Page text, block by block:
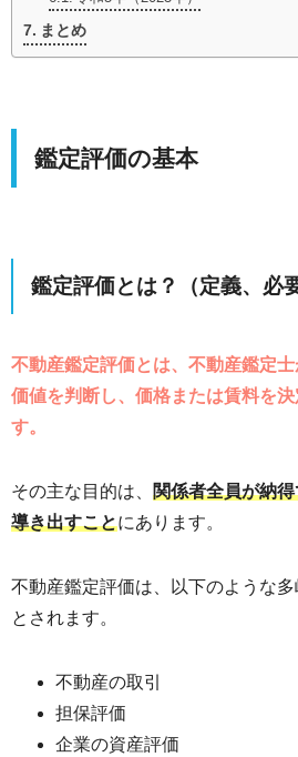
まとめ
鑑定評価の基本
鑑定評価とは？（定義、必
不動産鑑定評価とは、不動産鑑定
価値を判断し、価格または賃料を
す。
その主な目的は、 関係者全員が納
導き出すことにあります。
不動産鑑定評価は、以下のような
とされます。
不動産の取引
担保評価
企業の資産評価